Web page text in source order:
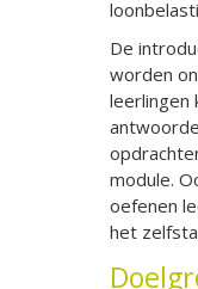
De
worden
leerlingen
module.
oefenen
het